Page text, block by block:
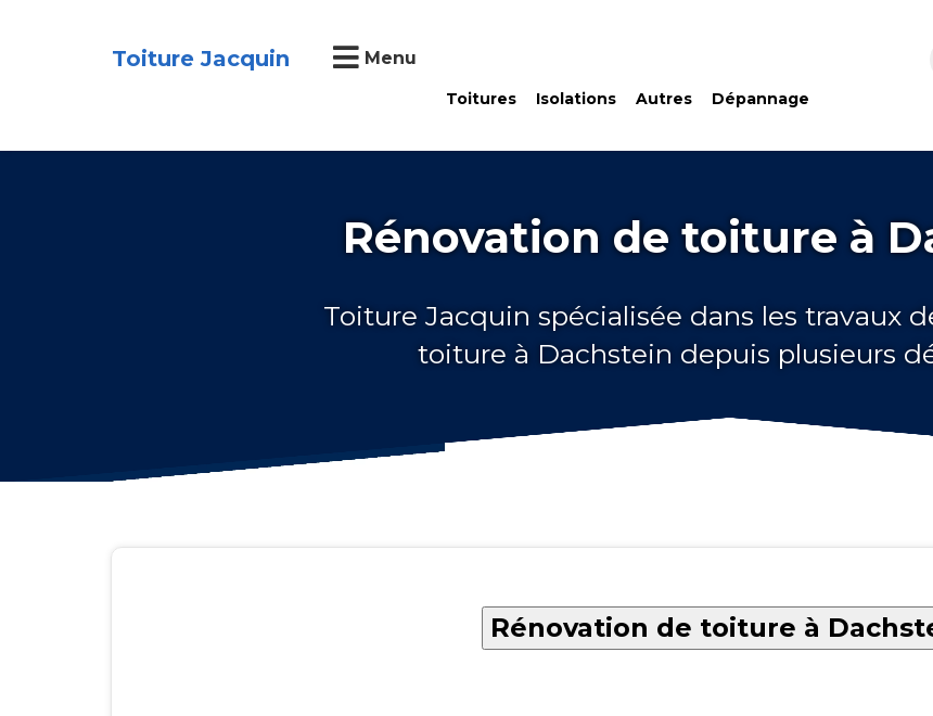
Toiture Jacquin Menu
Toitures Isolations Autres Dépannage
Rénovation de toiture à
Toiture Jacquin spécialisée dans les travaux
toiture à Dachstein depuis plusieurs
Rénovation de toiture à